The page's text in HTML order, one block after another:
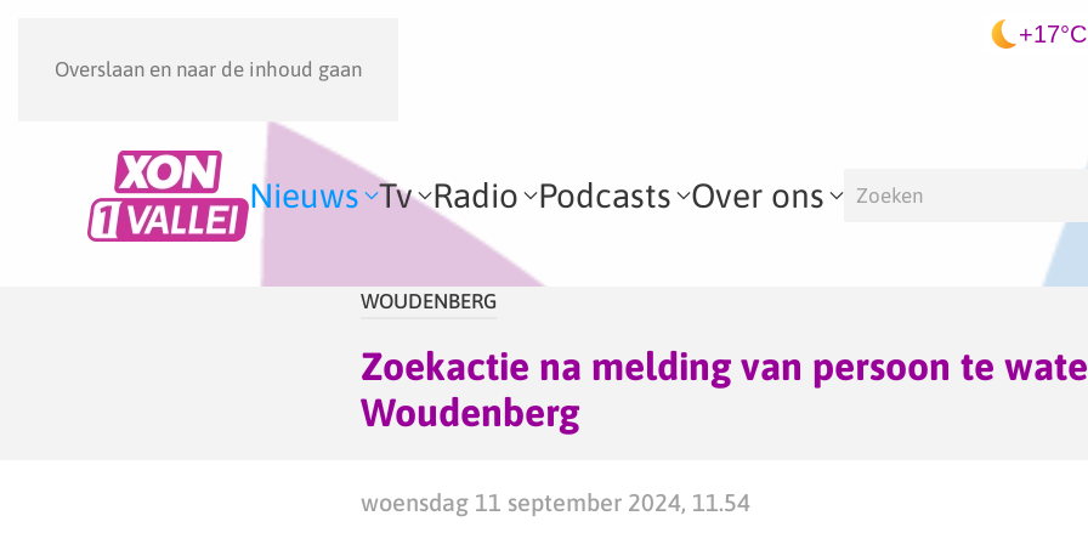
Overslaan en naar de inhoud gaan
+17°C
Nieuws Tv Radio Podcasts Over ons
WOUDENBERG
Zoekactie na melding van persoon te
Woudenberg
woensdag 11 september 2024, 11.54